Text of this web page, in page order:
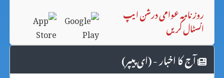
روزنامہ عوامی درشن ایپ
انسٹال کریں
آج کا اخبار - (ای پیپر)